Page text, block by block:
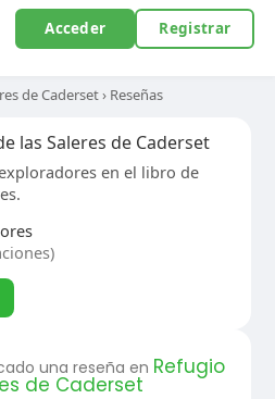
Acceder Registrar
de Caderset› Reseñas
las Saleres de Caderset
en el libro de
una reseña en Refugio
de Caderset